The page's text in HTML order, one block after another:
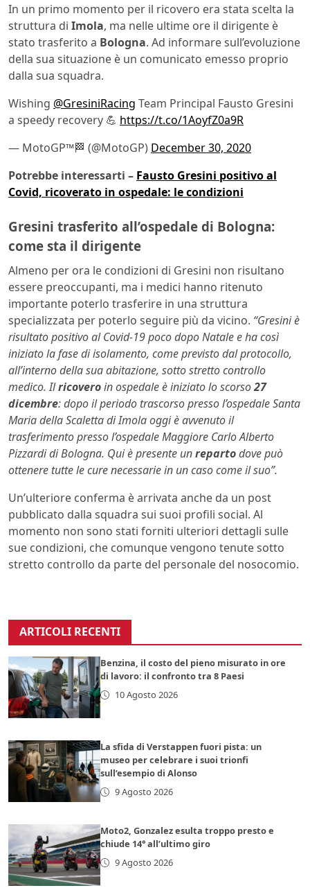
In un primo momento per il ricovero era stata scelta la
struttura di Imola, ma nelle ultime ore il dirigente è
stato trasferito a Bologna. Ad informare sull’evoluzione
della sua situazione è un comunicato emesso proprio
dalla sua squadra.
Wishing @GresiniRacing Team Principal Fausto Gresini
a speedy recovery 💪 https://t.co/1AoyfZ0a9R
— MotoGP™🏁 (@MotoGP) December 30, 2020
Potrebbe interessarti – Fausto Gresini positivo al
Covid, ricoverato in ospedale: le condizioni
Gresini trasferito all’ospedale di Bologna:
come sta il dirigente
Almeno per ora le condizioni di Gresini non risultano
essere preoccupanti, ma i medici hanno ritenuto
importante poterlo trasferire in una struttura
specializzata per poterlo seguire più da vicino. “Gresini è
risultato positivo al Covid-19 poco dopo Natale e ha così
iniziato la fase di isolamento, come previsto dal protocollo,
all’interno della sua abitazione, sotto stretto controllo
medico. Ilricoveroin ospedale è iniziato lo scorso27
dicembre: dopo il periodo trascorso presso l’ospedale Santa
Maria della Scaletta di Imola oggi è avvenuto il
trasferimento presso l’ospedale Maggiore Carlo Alberto
Pizzardi di Bologna. Qui è presente unrepartodove può
ottenere tutte le cure necessarie in un caso come il suo”.
Un’ulteriore conferma è arrivata anche da un post
pubblicato dalla squadra sui suoi profili social. Al
momento non sono stati forniti ulteriori dettagli sulle
sue condizioni, che comunque vengono tenute sotto
stretto controllo da parte del personale del nosocomio.
ARTICOLI RECENTI
Benzina, il costo del pieno misurato in ore
di lavoro: il confronto tra 8 Paesi
10 Agosto 2026
La sfida di Verstappen fuori pista: un
museo per celebrare i suoi trionfi
sull’esempio di Alonso
9 Agosto 2026
Moto2, Gonzalez esulta troppo presto e
chiude 14° all’ultimo giro
9 Agosto 2026